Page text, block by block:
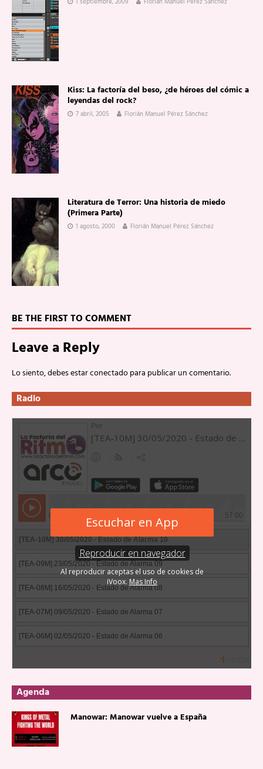
Kiss: La factoría del beso, ¿de héroes del cómic a
leyendas del rock?
7 abril, 2005 Florián Manuel Pérez Sánchez
Literatura de Terror: Una historia de miedo
(Primera Parte)
1 agosto, 2000 Florián Manuel Pérez Sánchez
BE THE FIRST TO COMMENT
Leave a Reply
Lo siento, debes estarconectadopara publicar un comentario.
Radio
Agenda
Manowar: Manowar vuelve a España